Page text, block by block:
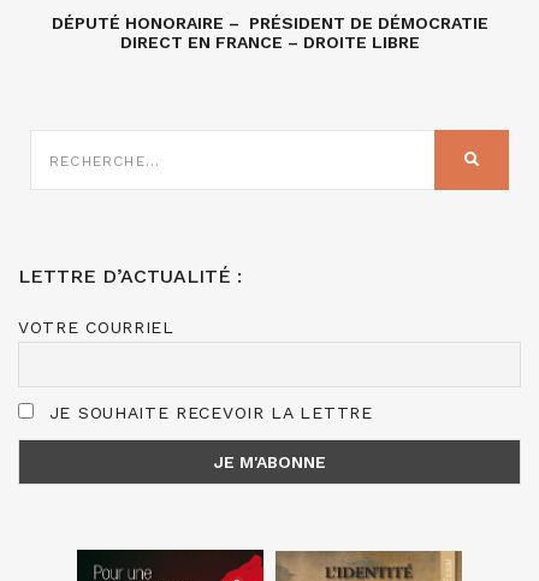
DÉPUTÉ HONORAIRE – PRÉSIDENT DE DÉMOCRATIE
DIRECT EN FRANCE – DROITE LIBRE
SUR
LETTRE D’ACTUALITÉ :
VOTRE COURRIEL
JE SOUHAITE RECEVOIR LA LETTRE